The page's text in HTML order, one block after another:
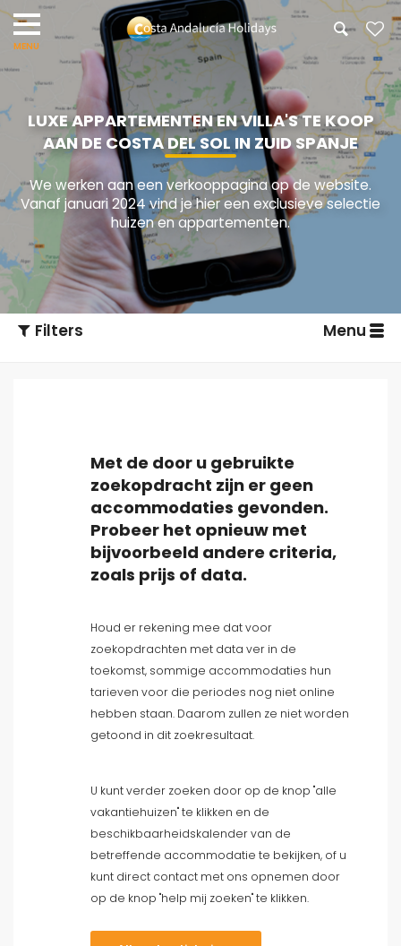
LUXE APPARTEMENTEN EN VILLA'S TE KOOP
AAN DE COSTA DEL SOL IN ZUID SPANJE
We werken aan een verkooppagina op de website.
Vanaf januari 2024 vind je hier een exclusieve selectie
huizen en appartementen.
Filters Menu
Faciliteiten
Afstanden
Aantal sterren
Met de door u gebruikte
zoekopdracht zijn er geen
accommodaties gevonden.
Probeer het opnieuw met
bijvoorbeeld andere criteria,
zoals prijs of data.
Houd er rekening mee dat voor
zoekopdrachten met data ver in de
toekomst, sommige accommodaties hun
tarieven voor die periodes nog niet online
hebben staan. Daarom zullen ze niet worden
getoond in dit zoekresultaat.
U kunt verder zoeken door op de knop "alle
vakantiehuizen" te klikken en de
beschikbaarheidskalender van de
betreffende accommodatie te bekijken, of u
kunt direct contact met ons opnemen door
op de knop "help mij zoeken" te klikken.